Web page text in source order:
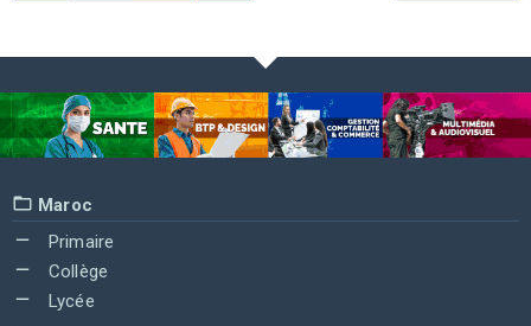
Maroc
Primaire
Collège
Lycée